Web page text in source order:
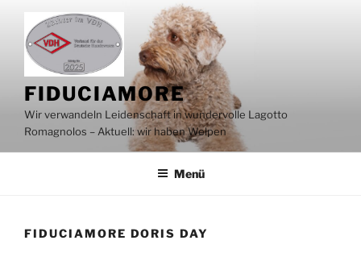
Inhalt
springen
FIDUCIAMORE
Wir verwandeln Leidenschaft in wundervolle Lagotto
Romagnolos – Aktuell: wir haben Welpen
Menü
FIDUCIAMORE DORIS DAY